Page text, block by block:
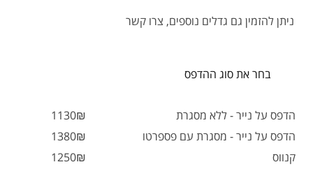
ניתן להזמין גם גדלים נוספים, צרו קשר
בחר את סוג ההדפס
הדפס על נייר - ללא מסגרת
1130₪
הדפס על נייר - מסגרת עם פספרטו
1380₪
קנווס
1250₪